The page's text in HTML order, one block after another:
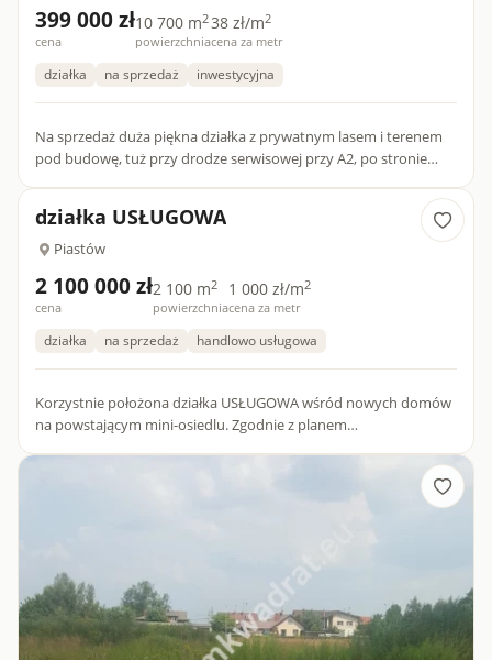
399 000 zł
cena
10 700 m2
powierzchnia
38 zł/m2
cena za metr
działka na sprzedaż inwestycyjna
Na sprzedaż duża piękna działka z prywatnym lasem i terenem
pod budowę, tuż przy drodze serwisowej przy A2, po stronie
działka USŁUGOWA
Piastów
2 100 000 zł
cena
2 100 m2
powierzchnia
1 000 zł/m2
cena za metr
działka na sprzedaż handlowo usługowa
Korzystnie położona działka USŁUGOWA wśród nowych domów
na powstającym mini-osiedlu. Zgodnie z planem